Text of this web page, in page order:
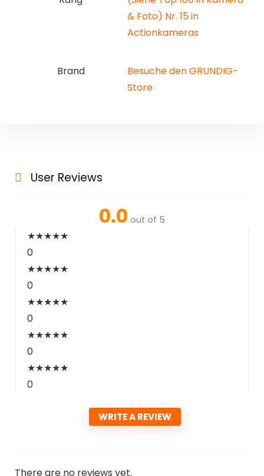
& Foto) Nr. 15 in
Actionkameras
Brand
Besuche den GRUNDIG-
Store
User Reviews
0.0 out of 5
★★★★★
0
★★★★★
0
★★★★★
0
★★★★★
0
★★★★★
0
WRITE A REVIEW
There are no reviews yet.